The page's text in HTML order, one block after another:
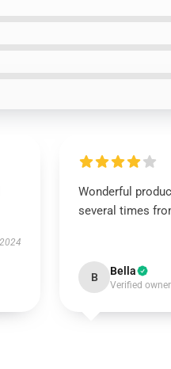
Wonderful
several times
B Bella
Verified owner